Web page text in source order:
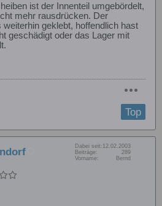
ist der Innenteil umgebördelt,
mehr rausdrücken. Der
geklebt, hoffendlich hast
geschädigt oder das Lager mit
Top
Dabei seit: 12.02.2003
Beiträge:
289
Vorname:
Bernd